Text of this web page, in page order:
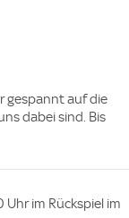
gespannt auf die
dabei sind. Bis
im Rückspiel im